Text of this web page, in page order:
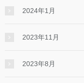
2024年1月
2023年11月
2023年8月